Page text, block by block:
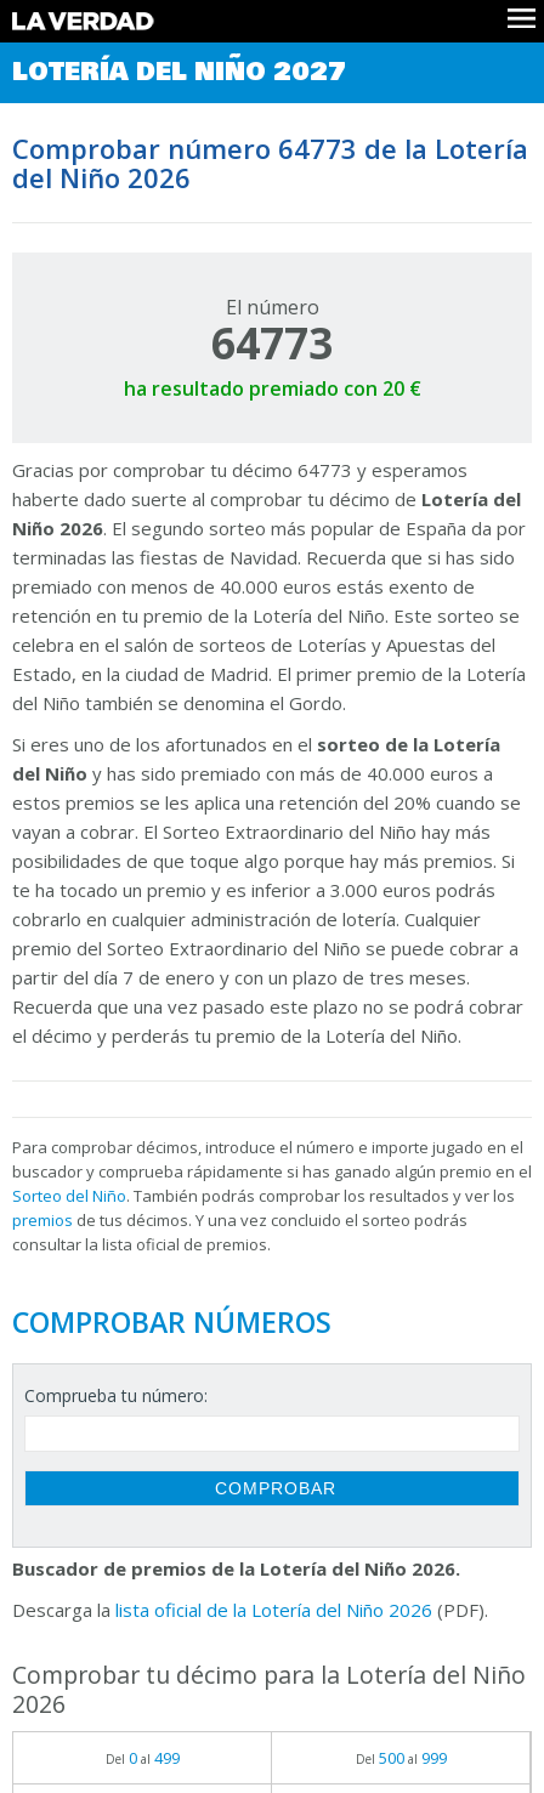
Comprobar Loteria del Niño
Premios
Noticias
Datos
Historia
LOTERÍA DEL NIÑO 2027
Comprobar número 64773 de la Lotería
del Niño 2026
El número
64773
ha resultado premiado con 20 €
Gracias por comprobar tu décimo 64773 y esperamos
haberte dado suerte al comprobar tu décimo de Lotería del
Niño 2026. El segundo sorteo más popular de España da por
terminadas las fiestas de Navidad. Recuerda que si has sido
premiado con menos de 40.000 euros estás exento de
retención en tu premio de la Lotería del Niño. Este sorteo se
celebra en el salón de sorteos de Loterías y Apuestas del
Estado, en la ciudad de Madrid. El primer premio de la Lotería
del Niño también se denomina el Gordo.
Si eres uno de los afortunados en el sorteo de la Lotería
del Niño y has sido premiado con más de 40.000 euros a
estos premios se les aplica una retención del 20% cuando se
vayan a cobrar. El Sorteo Extraordinario del Niño hay más
posibilidades de que toque algo porque hay más premios. Si
te ha tocado un premio y es inferior a 3.000 euros podrás
cobrarlo en cualquier administración de lotería. Cualquier
premio del Sorteo Extraordinario del Niño se puede cobrar a
partir del día 7 de enero y con un plazo de tres meses.
Recuerda que una vez pasado este plazo no se podrá cobrar
el décimo y perderás tu premio de la Lotería del Niño.
Para comprobar décimos, introduce el número e importe jugado en el
buscador y comprueba rápidamente si has ganado algún premio en el
Sorteo del Niño. También podrás comprobar los resultados y ver los
premios de tus décimos. Y una vez concluido el sorteo podrás
consultar la lista oficial de premios.
COMPROBAR NÚMEROS
Comprueba tu número:
Buscador de premios de la Lotería del Niño 2026.
Descarga la lista oficial de la Lotería del Niño 2026 (PDF).
Comprobar tu décimo para la Lotería del Niño
2026
Del 0al 499 Del 500al 999